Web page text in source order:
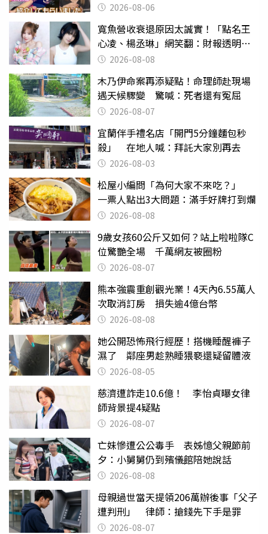
2026-08-06
寬魚營收衰退原因太誠實！「點名王
心凌、楊丞琳」網笑翻：財報透明度
滿分2026-08-08
木乃伊命案再添疑點！命理師赴現場
遇天候驟變 驚喊：死者還有冤屈
2026-08-07
宜蘭伴手禮名店「開門5分鐘麵包秒
殺」 在地人喊：拜託大家別再去
2026-08-03
松屋小編問「為何大家不來吃？」
一票人點出3大問題：滿手好牌打到爛
2026-08-08
9歲女孩60公斤又如何？站上啦啦隊C
位驚艷全場 千萬網友被圈粉
2026-08-07
熊本強震重創觀光業！4天內6.55萬人
次取消訂房 損失逾4億台幣
2026-08-08
她公開恐怖飛行經歷！搭機睡醒褲子
濕了 鄰座男趁熟睡猥褻還疑留體液
2026-08-05
慈濟遭詐走10.6億！ 李怡貞曝女律
師背景提4疑點
2026-08-07
亡妹慘遭公公毒手 表姊憶父親節前
夕：小舅舅仍到殯儀館陪她說話
2026-08-08
母親過世當天提領206萬辦後事「父子
遭判刑」 律師：搶錢先下手是罪
2026-08-07